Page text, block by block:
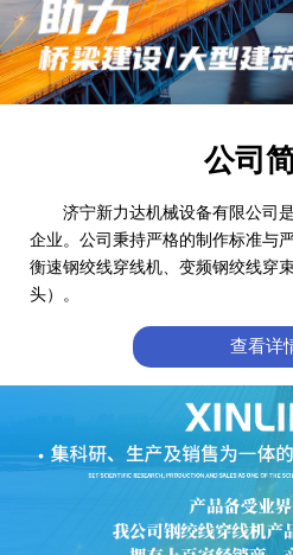
公司
济宁新力达机械设备有限公司是
企业。公司秉持严格的制作标准与
衡速钢绞线穿线机、变频钢绞线穿
头）。
查看详